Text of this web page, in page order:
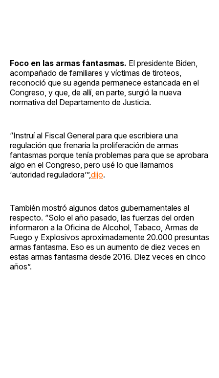
Foco en las armas fantasmas. El presidente Biden,
acompañado de familiares y víctimas de tiroteos,
reconoció que su agenda permanece estancada en el
Congreso, y que, de allí, en parte, surgió la nueva
normativa del Departamento de Justicia.
“Instruí al Fiscal General para que escribiera una
regulación que frenaría la proliferación de armas
fantasmas porque tenía problemas para que se aprobara
algo en el Congreso, pero usé lo que llamamos
‘autoridad reguladora’”,dijo.
También mostró algunos datos gubernamentales al
respecto. “Solo el año pasado, las fuerzas del orden
informaron a la Oficina de Alcohol, Tabaco, Armas de
Fuego y Explosivos aproximadamente 20.000 presuntas
armas fantasma. Eso es un aumento de diez veces en
estas armas fantasma desde 2016. Diez veces en cinco
años”.